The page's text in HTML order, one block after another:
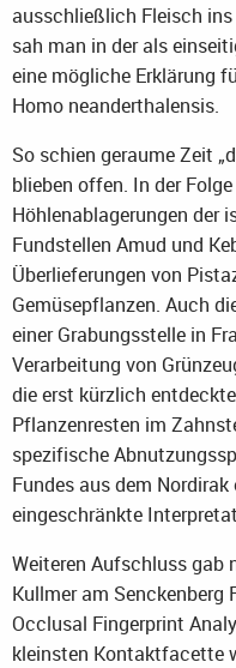
ausschließlich Fleisch
sah man in der als
eine mögliche Erklärung
Homo neanderthalensis.
So schien geraume Zeit
blieben offen. In der
Höhlenablagerungen der
Fundstellen Amud und
Überlieferungen von
Gemüsepflanzen. Auch
einer Grabungsstelle in
Verarbeitung von
die erst kürzlich
Pflanzenresten im
spezifische
Fundes aus dem
eingeschränkte
Weiteren Aufschluss gab
Kullmer am
Occlusal Fingerprint
kleinsten Kontaktfacette